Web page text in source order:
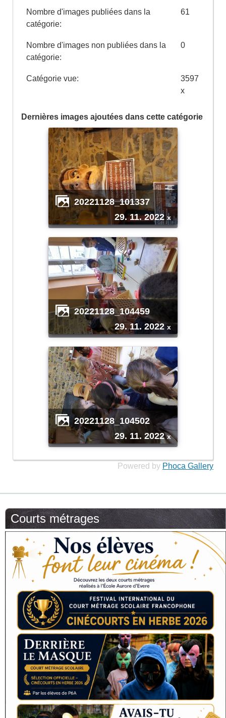
Nombre d'images publiées dans la
catégorie:
61
Nombre d'images non publiées dans la
catégorie:
0
Catégorie vue:
3597
x
Dernières images ajoutées dans cette catégorie
20221128_101337
29. 11. 2022x
20221128_104459
29. 11. 2022x
20221128_104502
29. 11. 2022x
Powered by Phoca Gallery
Courts métrages